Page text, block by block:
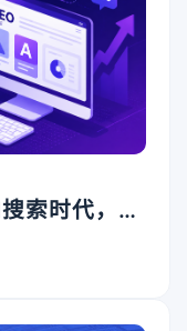
索时代，企